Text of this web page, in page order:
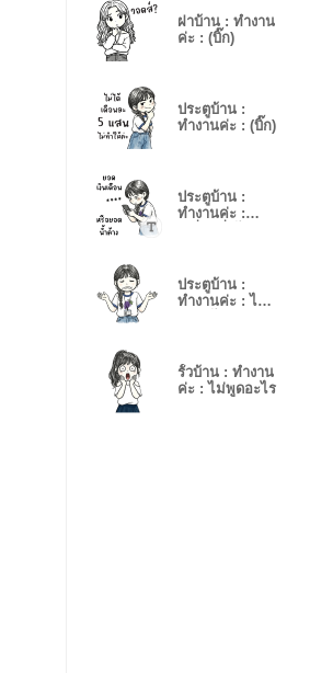
ฝาบ้าน : ทำงาน
ค่ะ : (บิ๊ก)
ประตูบ้าน :
ทำงานค่ะ : (บิ๊ก)
ประตูบ้าน :
ทำงานค่ะ :
ประตูบ้าน :
ทำงานค่ะ : ไม่
รั้วบ้าน : ทำงาน
ค่ะ : ไม่พูดอะไร